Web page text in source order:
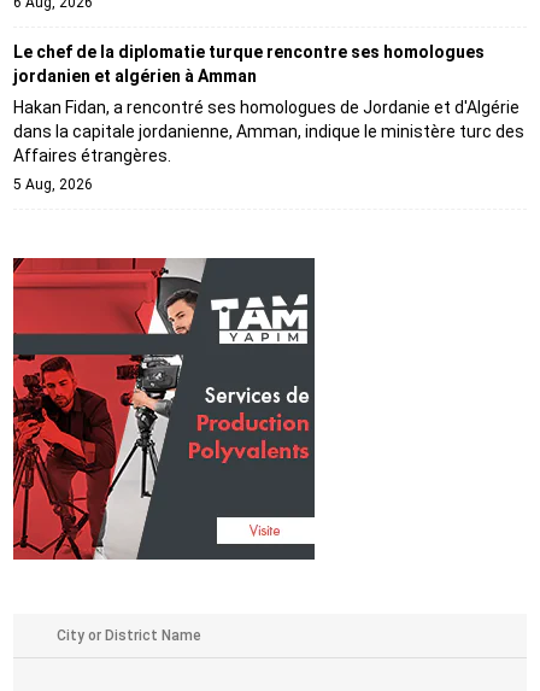
Le chef de la diplomatie turque rencontre ses homologues
jordanien et algérien à Amman
Hakan Fidan, a rencontré ses homologues de Jordanie et d'Algérie
dans la capitale jordanienne, Amman, indique le ministère turc des
Affaires étrangères.
5 Aug, 2026